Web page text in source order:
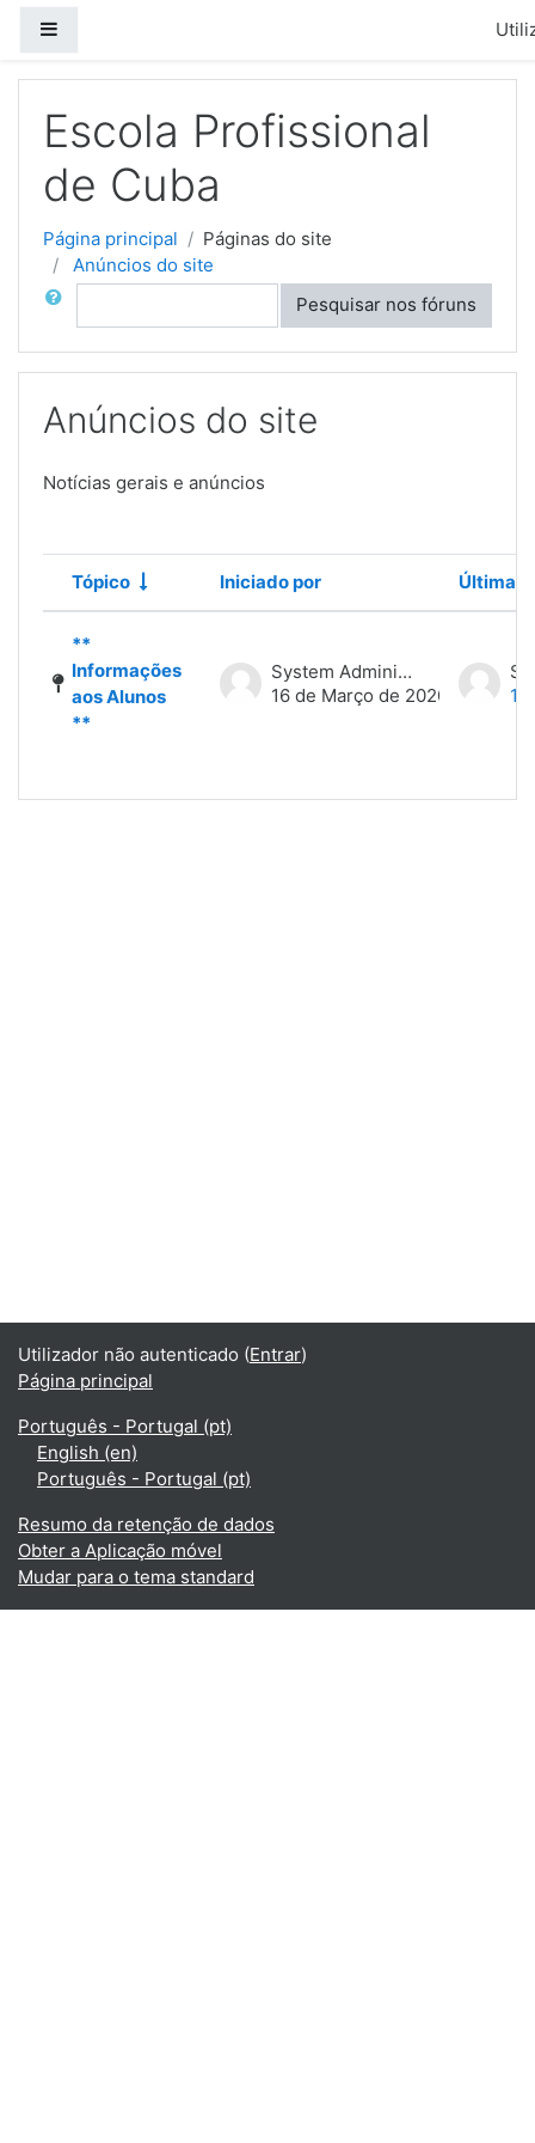
Escola Profissional
de Cuba
Página principal
Páginas do site
Anúncios do site
Pesquisar
Pesquisar nos fóruns
Anúncios do site
Notícias gerais e anúncios
Estado
Tópico Iniciado por Última
**
Informações
aos Alunos
**
System Administrator
16 de Março de 2020
Utilizador não autenticado (Entrar)
Página principal
Português - Portugal ‎(pt)‎
English ‎(en)‎
Português - Portugal ‎(pt)‎
Resumo da retenção de dados
Obter a Aplicação móvel
Mudar para o tema standard